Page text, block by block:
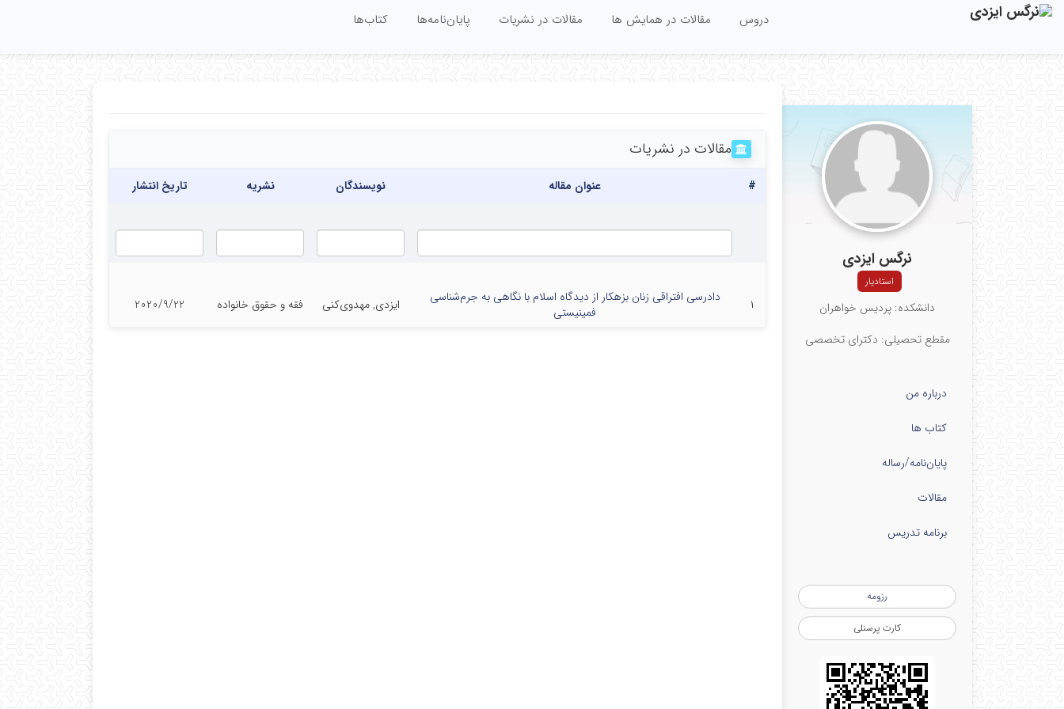
دروس مقالات در همایش ها مقالات در نشریات پایان‌نامه‌ها کتاب‌ها
نرگس ایزدی
استادیار
دانشکده: پردیس خواهران
مقطع تحصیلی: دکترای تخصصی
درباره من
کتاب ها
پایان‌نامه‌/رساله
مقالات
برنامه تدریس
رزومه
کارت پرسنلی
مقالات در نشریات
# عنوان مقاله نویسندگان نشریه تاریخ انتشار
۱
دادرسی افتراقی زنان بزهکار از دیدگاه اسلام با نگاهی به جرم‌شناسی
فمینیستی
ایزدی, مهدوی‌کنی فقه و حقوق خانواده 2020/9/22